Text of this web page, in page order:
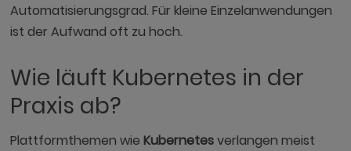
Automatisierungsgrad. Für kleine Einzelanwendungen
ist der Aufwand oft zu hoch.
Wie läuft Kubernetes in der
Praxis ab?
Plattformthemen wie Kubernetesverlangen meist